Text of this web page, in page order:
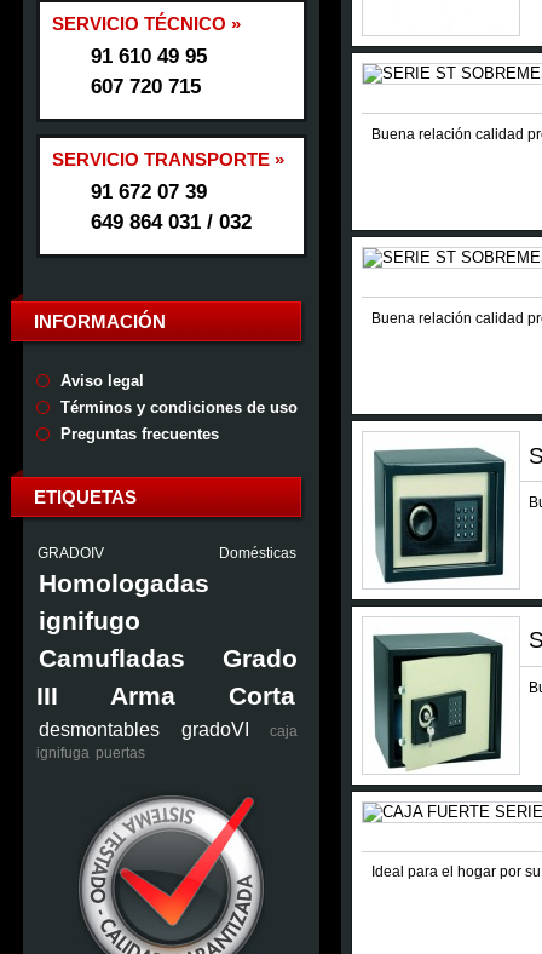
SERVICIO TÉCNICO »
91 610 49 95
607 720 715
SERVICIO TRANSPORTE »
91 672 07 39
649 864 031 / 032
INFORMACIÓN
Aviso legal
Términos y condiciones de uso
Preguntas frecuentes
ETIQUETAS
GRADOIV Domésticas
Homologadas
ignifugo
Camufladas
Grado
III Arma Corta
desmontables gradoVI
caja
ignifuga puertas
Buena relación calidad
Buena relación calidad
Ideal para el hogar por